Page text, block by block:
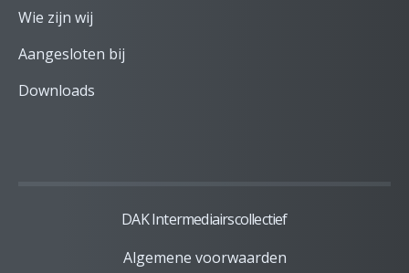
Wie zijn wij
Aangesloten bij
Downloads
DAK Intermediairscollectief
Algemene voorwaarden